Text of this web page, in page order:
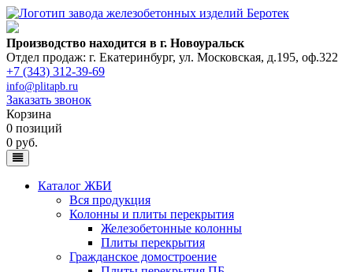
Производство находится в г. Новоуральск
Отдел продаж: г. Екатеринбург, ул. Московская, д.195, оф.322
+7 (343) 312-39-69
info@plitapb.ru
Заказать звонок
Корзина
0 позиций
0 руб.
Каталог ЖБИ
Вся продукция
Колонны и плиты перекрытия
Железобетонные колонны
Плиты перекрытия
Гражданское домостроение